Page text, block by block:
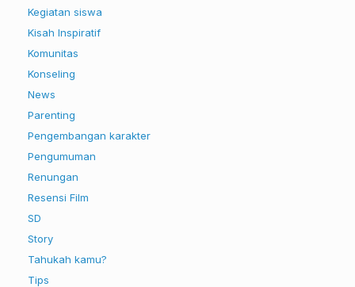
Kegiatan siswa
Kisah Inspiratif
Komunitas
Konseling
News
Parenting
Pengembangan karakter
Pengumuman
Renungan
Resensi Film
SD
Story
Tahukah kamu?
Tips